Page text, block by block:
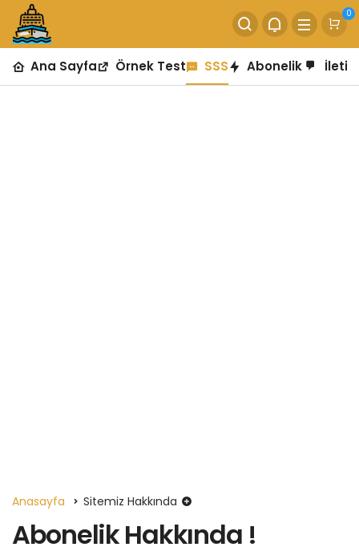
0
Ana Sayfa Örnek Test SSS Abonelik
Anasayfa Sitemiz Hakkında
Abonelik Hakkında !